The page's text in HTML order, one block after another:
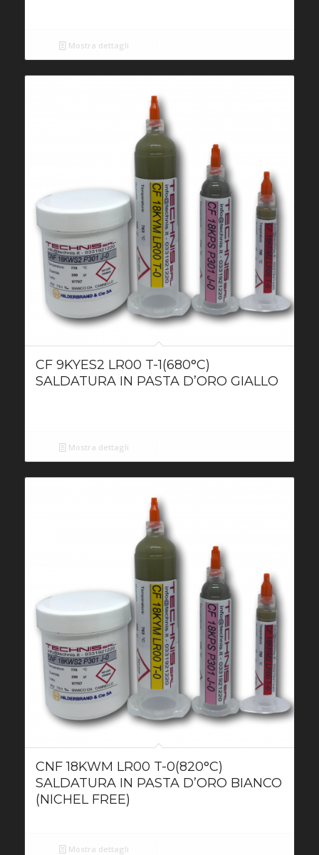
Mostra dettagli
CF 9KYES2 LR00 T-1(680°C)
SALDATURA IN PASTA D’ORO GIALLO
Mostra dettagli
CNF 18KWM LR00 T-0(820°C)
SALDATURA IN PASTA D’ORO BIANCO
(NICHEL FREE)
Mostra dettagli